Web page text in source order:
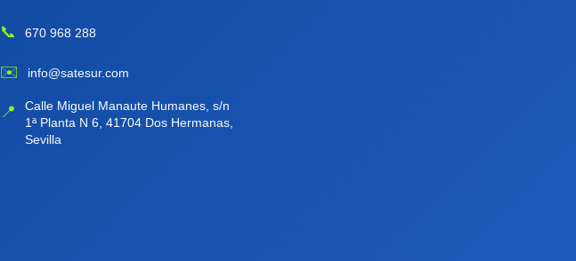
📞 670 968 288
✉️ info@satesur.com
📍
Calle Miguel Manaute Humanes, s/n
1ª Planta N 6, 41704 Dos Hermanas,
Sevilla